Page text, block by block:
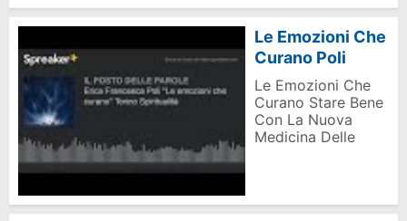
Le Emozioni Che
Curano Poli
Le Emozioni Che
Curano Stare Bene
Con La Nuova
Medicina Delle